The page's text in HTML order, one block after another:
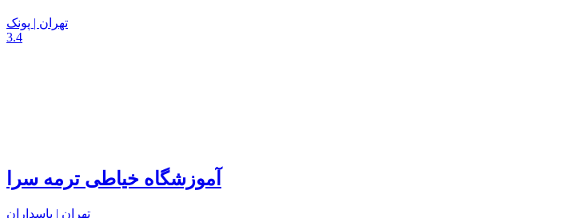
تهران | پونک
3.4
آموزشگاه خیاطی ترمه سرا
تهران | پاسداران